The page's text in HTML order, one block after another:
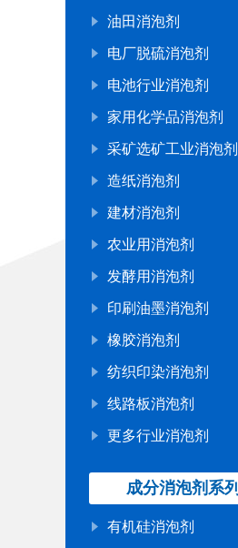
油田消泡剂
电厂脱硫消泡剂
电池行业消泡剂
家用化学品消泡剂
采矿选矿工业消泡剂
造纸消泡剂
建材消泡剂
农业用消泡剂
发酵用消泡剂
印刷油墨消泡剂
橡胶消泡剂
纺织印染消泡剂
线路板消泡剂
更多行业消泡剂
成分消泡剂系列
有机硅消泡剂